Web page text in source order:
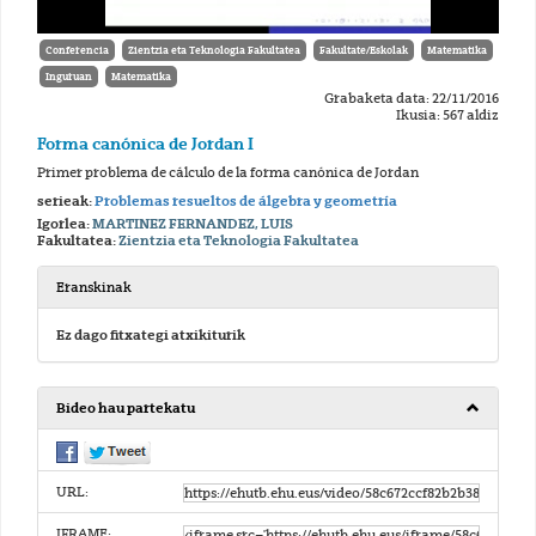
Conferencia Zientzia eta Teknologia Fakultatea Fakultate/Eskolak Matematika
Inguruan Matematika
Grabaketa data: 22/11/2016
Ikusia: 567 aldiz
Forma canónica de Jordan I
Primer problema de cálculo de la forma canónica de Jordan
serieak:Problemas resueltos de álgebra y geometría
Igorlea:MARTINEZ FERNANDEZ, LUIS
Fakultatea:Zientzia eta Teknologia Fakultatea
Eranskinak
Ez dago fitxategi atxikiturik
Bideo hau partekatu
URL: